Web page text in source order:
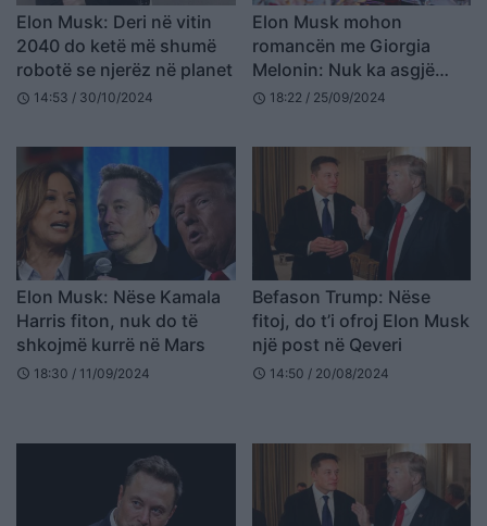
Elon Musk: Deri në vitin
2040 do ketë më shumë
robotë se njerëz në planet
schedule 14:53 / 30/10/2024
Elon Musk mohon
romancën me Giorgia
Melonin: Nuk ka asgjë
mes meje dhe
schedule 18:22 / 25/09/2024
Elon Musk: Nëse Kamala
Harris fiton, nuk do të
shkojmë kurrë në Mars
schedule 18:30 / 11/09/2024
Befason Trump: Nëse
fitoj, do t’i ofroj Elon Musk
një post në Qeveri
schedule 14:50 / 20/08/2024